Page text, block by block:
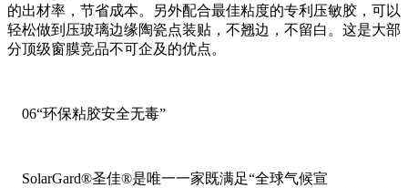
的出材率，节省成本。另外配合最佳粘度的专利压敏胶，可以
轻松做到压玻璃边缘陶瓷点装贴，不翘边，不留白。这是大部
分顶级窗膜竞品不可企及的优点。
06“环保粘胶安全无毒”
SolarGard®圣佳®是唯一一家既满足“全球气候宣